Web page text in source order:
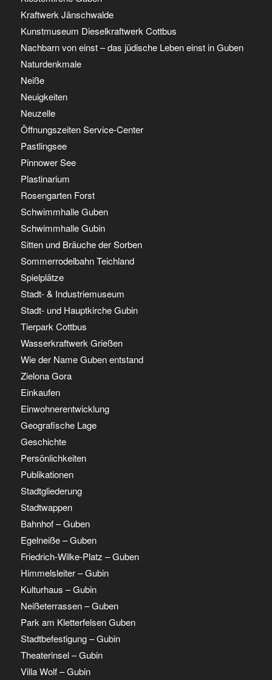
Kraftwerk Jänschwalde
Kunstmuseum Dieselkraftwerk Cottbus
Nachbarn von einst – das jüdische Leben einst in Guben
Naturdenkmale
Neiße
Neuigkeiten
Neuzelle
Öffnungszeiten Service-Center
Pastlingsee
Pinnower See
Plastinarium
Rosengarten Forst
Schwimmhalle Guben
Schwimmhalle Gubin
Sitten und Bräuche der Sorben
Sommerrodelbahn Teichland
Spielplätze
Stadt- & Industriemuseum
Stadt- und Hauptkirche Gubin
Tierpark Cottbus
Wasserkraftwerk Grießen
Wie der Name Guben entstand
Zielona Gora
Einkaufen
Einwohnerentwicklung
Geografische Lage
Geschichte
Persönlichkeiten
Publikationen
Stadtgliederung
Stadtwappen
Bahnhof – Guben
Egelneiße – Guben
Friedrich-Wilke-Platz – Guben
Himmelsleiter – Gubin
Kulturhaus – Gubin
Neißeterrassen – Guben
Park am Kletterfelsen Guben
Stadtbefestigung – Gubin
Theaterinsel – Gubin
Villa Wolf – Gubin